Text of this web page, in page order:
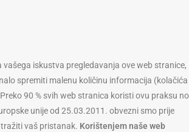
vašega iskustva pregledavanja ove web stranice,
spremiti malenu količinu informacija (kolačića
90 % svih web stranica koristi ovu praksu no
unije od 25.03.2011. obvezni smo prije
vaš pristanak. Korištenjem naše web